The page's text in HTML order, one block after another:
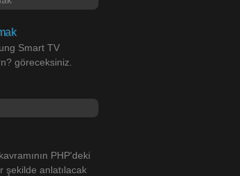
Smart TV
göreceksiniz.
PHP'deki
şekilde anlatılacak